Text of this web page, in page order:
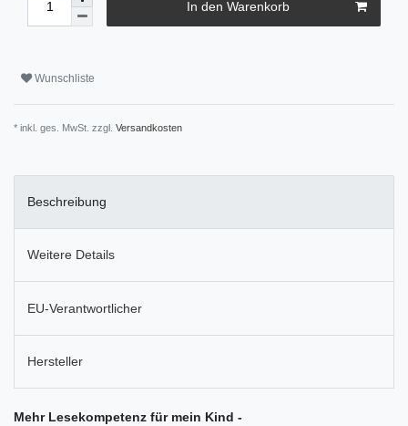
In den Warenkorb
Wunschliste
* inkl. ges. MwSt. zzgl. Versandkosten
Beschreibung
Weitere Details
EU-Verantwortlicher
Hersteller
Mehr Lesekompetenz für mein Kind -